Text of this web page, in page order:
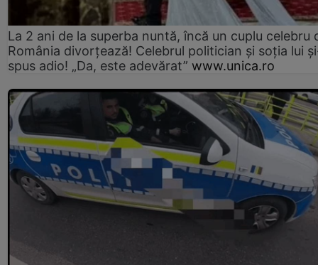
La 2 ani de la superba nuntă, încă un cuplu celebru
România divorțează! Celebrul politician și soția lui
spus adio! „Da, este adevărat” www.unica.ro